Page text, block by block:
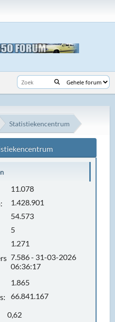
Statistiekencentrum
11.078
1.428.901
54.573
5
1.271
7.586 - 31-03-2026
06:36:17
1.865
66.841.167
0,62